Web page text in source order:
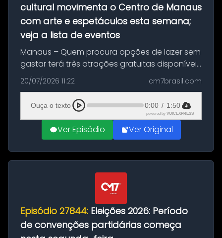
cultural movimenta o Centro de Manaus
com arte e espetáculos esta semana;
veja a lista de eventos
Manaus – Quem procura opções de lazer sem
gastar terá três atrações gratuitas disponíveis
entre esta segunda-feira (20) e quinta-feira
(23). A programação inclui uma exposição
dedicada à história das ...
20/07/2026 11:22 cm7brasil.com
Ouça o texto 0:00 / 1:50
powered by VOICEXPRESS
Ver Episódio Ver Original
Episódio 27844: Eleições 2026: Período
de convenções partidárias começa